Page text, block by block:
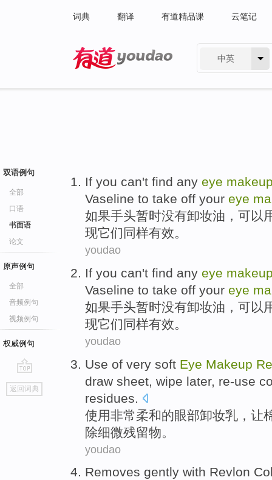
词典 翻译 有道精品课 云笔记
中英
双语例句
全部
口语
书面语
论文
原声例句
全部
音频例句
视频例句
权威例句
go
top
返回词典
If you can't find any eye
Vaseline to take off your eye
如果手头暂时没有卸妆油， 可以
现它们同样有效。
youdao
If you can't find any eye
Vaseline to take off your eye
如果手头暂时没有卸妆油， 可以
现它们同样有效。
youdao
Use of very soft Eye Makeup
draw sheet wipe later, re-use
residues
使用非常柔和的眼部卸妆乳 ， 让
除细微残留物 。
youdao
Removes gently with Revlon